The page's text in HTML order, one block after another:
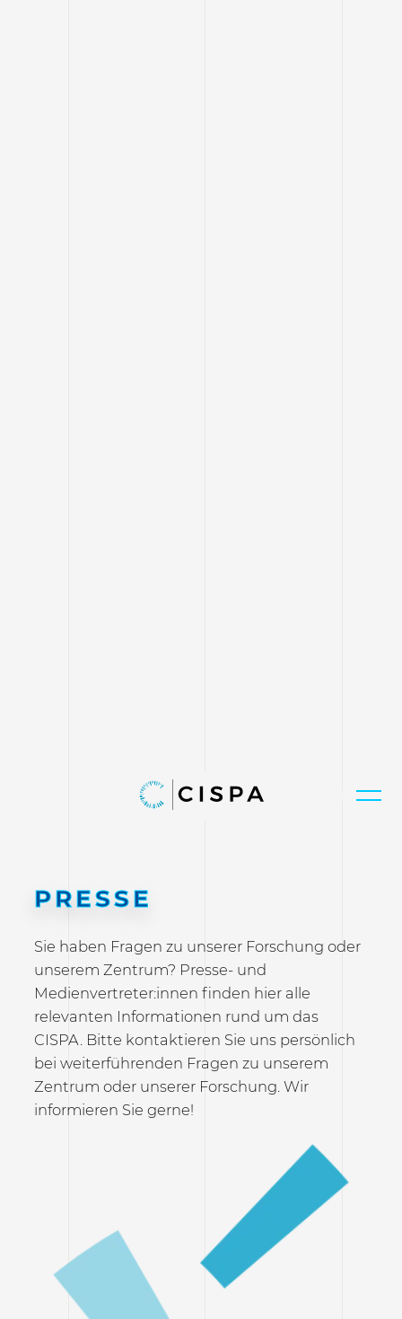
PRESSE
Sie haben Fragen zu unserer Forschung oder
unserem Zentrum? Presse- und
Medienvertreter:innen finden hier alle
relevanten Informationen rund um das
CISPA. Bitte kontaktieren Sie uns persönlich
bei weiterführenden Fragen zu unserem
Zentrum oder unserer Forschung. Wir
informieren Sie gerne!